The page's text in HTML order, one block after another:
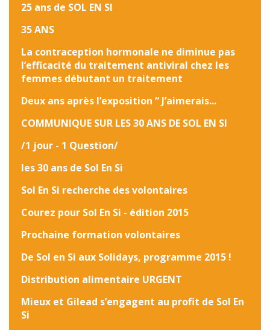
25 ans de SOL EN SI
35 ANS
La contraception hormonale ne diminue pas
l’efficacité du traitement antiviral chez les
femmes débutant un traitement
Deux ans après l’exposition “ J’aimerais...
COMMUNIQUE SUR LES 30 ANS DE SOL EN SI
/1 jour - 1 Question/
les 30 ans de Sol En Si
Sol En Si recherche des volontaires
Courez pour Sol En Si - édition 2015
Prochaine formation volontaires
De Sol en Si aux Solidays, programme 2015 !
Distribution alimentaire URGENT
Mieux et Gilead s’engagent au profit de Sol En
Si